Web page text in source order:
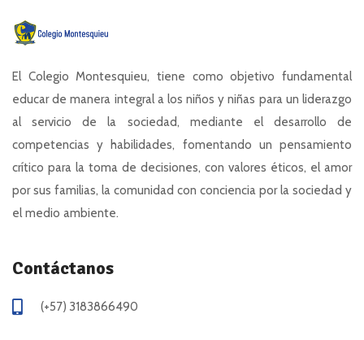
El Colegio Montesquieu, tiene como objetivo fundamental
educar de manera integral a los niños y niñas para un liderazgo
al servicio de la sociedad, mediante el desarrollo de
competencias y habilidades, fomentando un pensamiento
crítico para la toma de decisiones, con valores éticos, el amor
por sus familias, la comunidad con conciencia por la sociedad y
el medio ambiente.
Contáctanos
(+57) 3183866490